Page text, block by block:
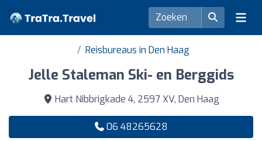
Reisbureaus in Den Haag
Jelle Staleman Ski- en Berggids
Hart Nibbrigkade 4, 2597 XV, Den Haag
06 48265628